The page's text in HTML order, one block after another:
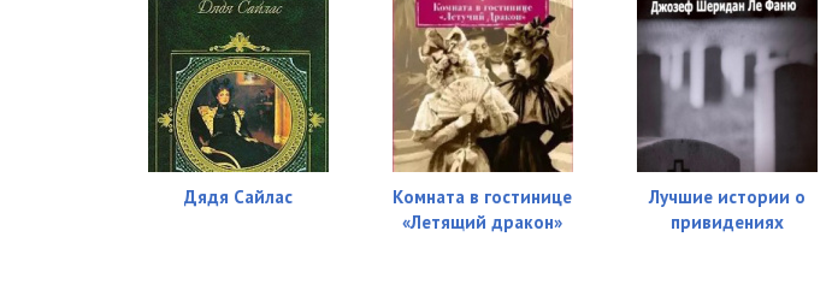
Дядя Сайлас
Комната в гостинице
«Летящий дракон»
Лучшие истории о
привидениях